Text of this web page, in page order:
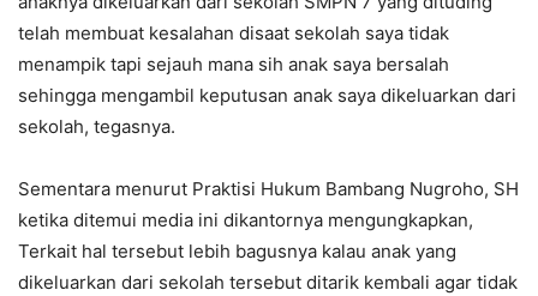
telah membuat kesalahan disaat sekolah saya tidak
menampik tapi sejauh mana sih anak saya bersalah
sehingga mengambil keputusan anak saya dikeluarkan dari
sekolah, tegasnya.
Sementara menurut Praktisi Hukum Bambang Nugroho, SH
ketika ditemui media ini dikantornya mengungkapkan,
Terkait hal tersebut lebih bagusnya kalau anak yang
dikeluarkan dari sekolah tersebut ditarik kembali agar tidak